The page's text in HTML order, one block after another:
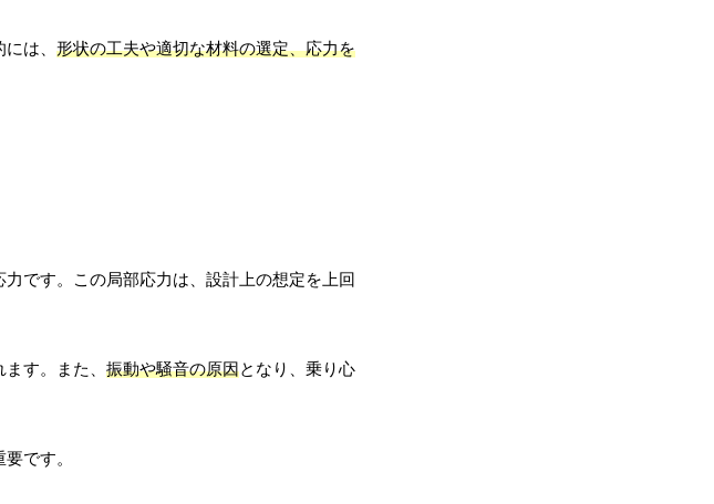
は、 形状の工夫や適切な材料の選定、応力を
力です。この局部応力は、設計上の想定を上回
す。また、 振動や騒音の原因となり、乗り心
です。